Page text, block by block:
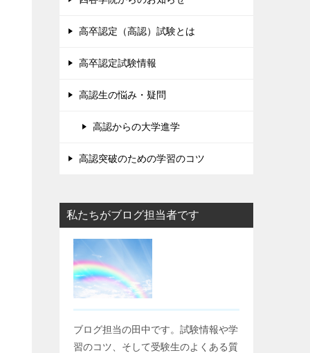
高卒認定（高認）試験とは
高卒認定試験情報
高認生の悩み・疑問
高認からの大学進学
高認突破のための学習のコツ
私たちがブログ担当者です
ブログ担当の田中です。試験情報や学
習のコツ、そして受験生のよくある質